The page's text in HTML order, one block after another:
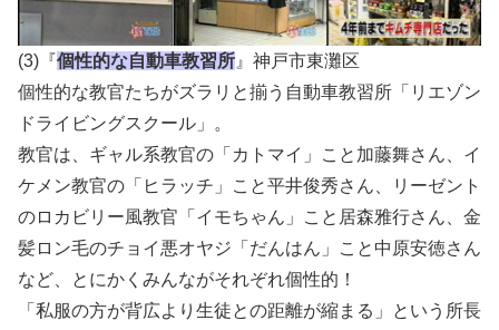
(3)『個性的な自動車教習所 』神戸市東灘区
個性的な教官たちがズラリと揃う自動車教習所「リエゾン
ドライビングスクール」。
教官は、ギャル系教官の「カトマイ」こと加藤舞さん、イ
ケメン教官の「ヒラッチ」こと平井俊秀さん、リーゼント
のロカビリー風教官「イモちゃん」こと居森雅行さん、金
髪ロン毛のチョイ悪オヤジ「だんはん」こと中原安徳さん
など、とにかくみんながそれぞれ個性的！
「私服の方が背広より生徒との距離が縮まる」という所長